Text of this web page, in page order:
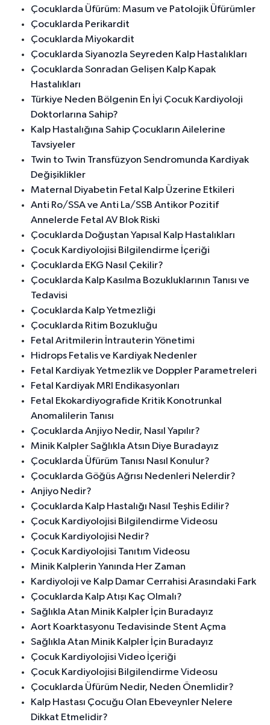
Çocuklarda Üfürüm: Masum ve Patolojik Üfürümler
Çocuklarda Perikardit
Çocuklarda Miyokardit
Çocuklarda Siyanozla Seyreden Kalp Hastalıkları
Çocuklarda Sonradan Gelişen Kalp Kapak
Hastalıkları
Türkiye Neden Bölgenin En İyi Çocuk Kardiyoloji
Doktorlarına Sahip?
Kalp Hastalığına Sahip Çocukların Ailelerine
Tavsiyeler
Twin to Twin Transfüzyon Sendromunda Kardiyak
Değişiklikler
Maternal Diyabetin Fetal Kalp Üzerine Etkileri
Anti Ro/SSA ve Anti La/SSB Antikor Pozitif
Annelerde Fetal AV Blok Riski
Çocuklarda Doğuştan Yapısal Kalp Hastalıkları
Çocuk Kardiyolojisi Bilgilendirme İçeriği
Çocuklarda EKG Nasıl Çekilir?
Çocuklarda Kalp Kasılma Bozukluklarının Tanısı ve
Tedavisi
Çocuklarda Kalp Yetmezliği
Çocuklarda Ritim Bozukluğu
Fetal Aritmilerin İntrauterin Yönetimi
Hidrops Fetalis ve Kardiyak Nedenler
Fetal Kardiyak Yetmezlik ve Doppler Parametreleri
Fetal Kardiyak MRI Endikasyonları
Fetal Ekokardiyografide Kritik Konotrunkal
Anomalilerin Tanısı
Çocuklarda Anjiyo Nedir, Nasıl Yapılır?
Minik Kalpler Sağlıkla Atsın Diye Buradayız
Çocuklarda Üfürüm Tanısı Nasıl Konulur?
Çocuklarda Göğüs Ağrısı Nedenleri Nelerdir?
Anjiyo Nedir?
Çocuklarda Kalp Hastalığı Nasıl Teşhis Edilir?
Çocuk Kardiyolojisi Bilgilendirme Videosu
Çocuk Kardiyolojisi Nedir?
Çocuk Kardiyolojisi Tanıtım Videosu
Minik Kalplerin Yanında Her Zaman
Kardiyoloji ve Kalp Damar Cerrahisi Arasındaki Fark
Çocuklarda Kalp Atışı Kaç Olmalı?
Sağlıkla Atan Minik Kalpler İçin Buradayız
Aort Koarktasyonu Tedavisinde Stent Açma
Sağlıkla Atan Minik Kalpler İçin Buradayız
Çocuk Kardiyolojisi Video İçeriği
Çocuk Kardiyolojisi Bilgilendirme Videosu
Çocuklarda Üfürüm Nedir, Neden Önemlidir?
Kalp Hastası Çocuğu Olan Ebeveynler Nelere
Dikkat Etmelidir?